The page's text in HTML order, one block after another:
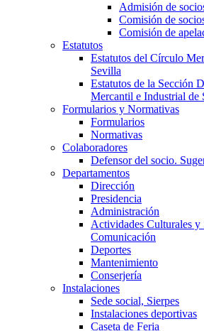
Admisión de
Comisión de
Comisión de
Estatutos
Estatutos del Círculo
Sevilla
Estatutos de la Sección
Mercantil e Industrial de
Formularios y Normativas
Formularios
Normativas
Colaboradores
Defensor del socio.
Departamentos
Dirección
Presidencia
Administración
Actividades Culturales y
Comunicación
Deportes
Mantenimiento
Conserjería
Instalaciones
Sede social, Sierpes
Instalaciones deportivas
Caseta de Feria